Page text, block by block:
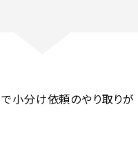
で小分け依頼のやり取りが